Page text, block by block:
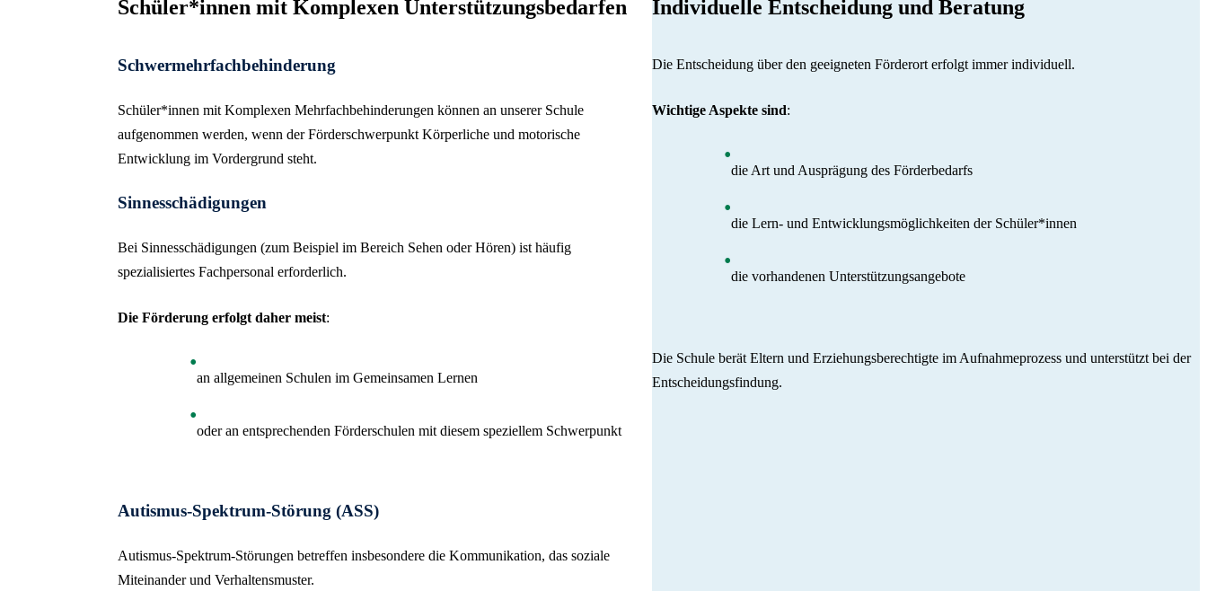
Schüler*innen mit Komplexen Unterstützungsbedarfen
Schwermehrfachbehinderung
Schüler*innen mit Komplexen Mehrfachbehinderungen können an unserer Schule
aufgenommen werden, wenn der Förderschwerpunkt Körperliche und motorische
Entwicklung im Vordergrund steht.
Sinnesschädigungen
Bei Sinnesschädigungen (zum Beispiel im Bereich Sehen oder Hören) ist häufig
spezialisiertes Fachpersonal erforderlich.
Die Förderung erfolgt daher meist:
an allgemeinen Schulen im Gemeinsamen Lernen
oder an entsprechenden Förderschulen mit diesem speziellem Schwerpunkt
Autismus-Spektrum-Störung (ASS)
Autismus-Spektrum-Störungen betreffen insbesondere die Kommunikation, das soziale
Miteinander und Verhaltensmuster.
Individuelle Entscheidung und Beratung
Die Entscheidung über den geeigneten Förderort erfolgt immer individuell.
Wichtige Aspekte sind:
die Art und Ausprägung des Förderbedarfs
die Lern- und Entwicklungsmöglichkeiten der Schüler*innen
die vorhandenen Unterstützungsangebote
Die Schule berät Eltern und Erziehungsberechtigte im Aufnahmeprozess und unterstützt bei der
Entscheidungsfindung.